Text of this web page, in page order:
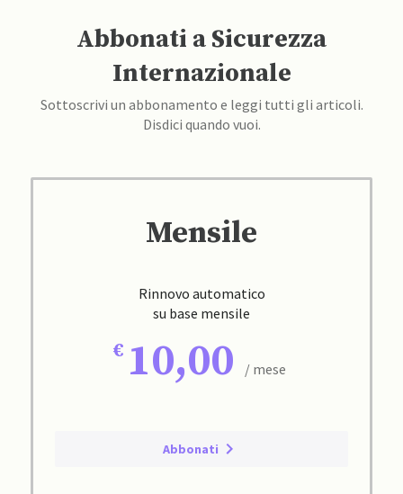
Abbonati a Sicurezza
Internazionale
Sottoscrivi un abbonamento e leggi tutti gli articoli.
Disdici quando vuoi.
Mensile
Rinnovo automatico
su base mensile
10,00 / mese
Abbonati